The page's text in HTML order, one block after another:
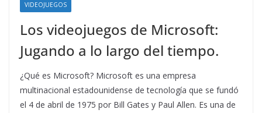
VIDEOJUEGOS
Los videojuegos de Microsoft:
Jugando a lo largo del tiempo.
¿Qué es Microsoft? Microsoft es una empresa
multinacional estadounidense de tecnología que se fundó
el 4 de abril de 1975 por Bill Gates y Paul Allen. Es una de